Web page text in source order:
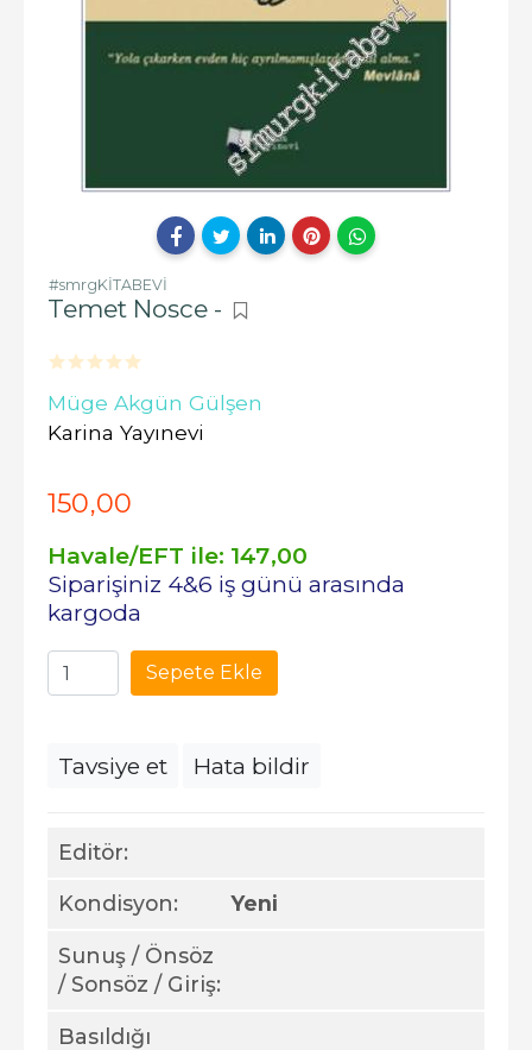
#smrgKİTABEVİ
Temet Nosce -
Müge Akgün Gülşen
Karina Yayınevi
Editör:
Kondisyon: Yeni
Sunuş / Önsöz
/ Sonsöz / Giriş:
Basıldığı
150,00
Havale/EFT ile: 147,00
Siparişiniz 4&6 iş günü arasında
kargoda
Sepete Ekle
Tavsiye et Hata bildir